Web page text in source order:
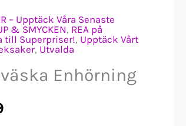
– Upptäck Våra Senaste
& SMYCKEN, REA på
till Superpriser!, Upptäck Vårt
, Utvalda
Enhörning
Det